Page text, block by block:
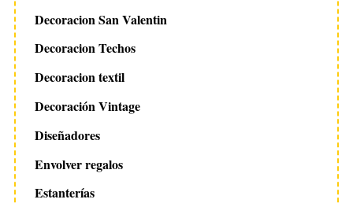
Decoracion San Valentin
Decoracion Techos
Decoracion textil
Decoración Vintage
Diseñadores
Envolver regalos
Estanterías